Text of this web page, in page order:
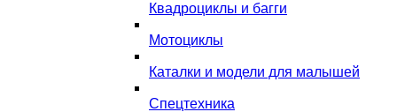
Квадроциклы и багги
Мотоциклы
Каталки и модели для малышей
Спецтехника